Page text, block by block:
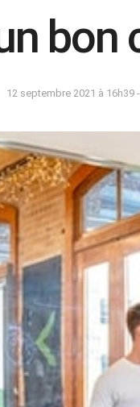
bon
12 septembre 2021 à 16h39